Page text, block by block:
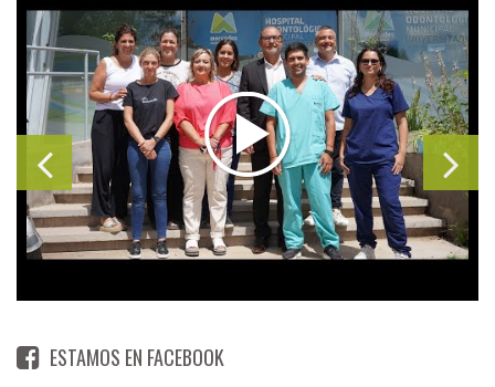
ESTAMOS EN FACEBOOK